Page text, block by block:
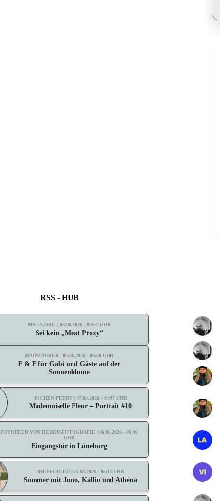
RSS - HUB
MKLN.ORG | 08.08.2026 - 09:51 UHR
Sei kein „Meat Proxy“
MAINZAUBER | 08.08.2026 - 06:00 UHR
F & F für Gabi und Gäste auf der
Sonnenblume
JOCHEN PETRY | 07.08.2026 - 19:47 UHR
Mademoiselle Fleur – Portrait #10
FOTOFEED VON HERKU-FOTOGRAFIE | 06.08.2026 - 05:46
UHR
Eingangstür in Lüneburg
3HEFECIT.EU | 05.08.2026 - 06:18 UHR
Sommer mit Juno, Kallio und Athena